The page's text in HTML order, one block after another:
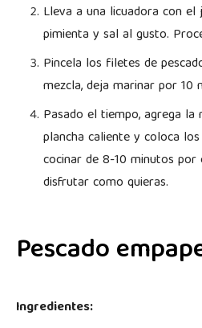
Lleva a una licuadora con
pimienta y sal al gusto.
Pincela los filetes de
mezcla, deja marinar por 10
Pasado el tiempo, agrega la
plancha caliente y coloca
cocinar de 8-10 minutos
disfrutar como quieras.
Pescado
Ingredientes: